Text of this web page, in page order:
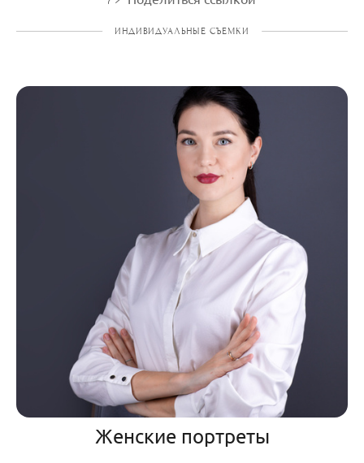
ИНДИВИДУАЛЬНЫЕ СЪЕМКИ
Женские портреты